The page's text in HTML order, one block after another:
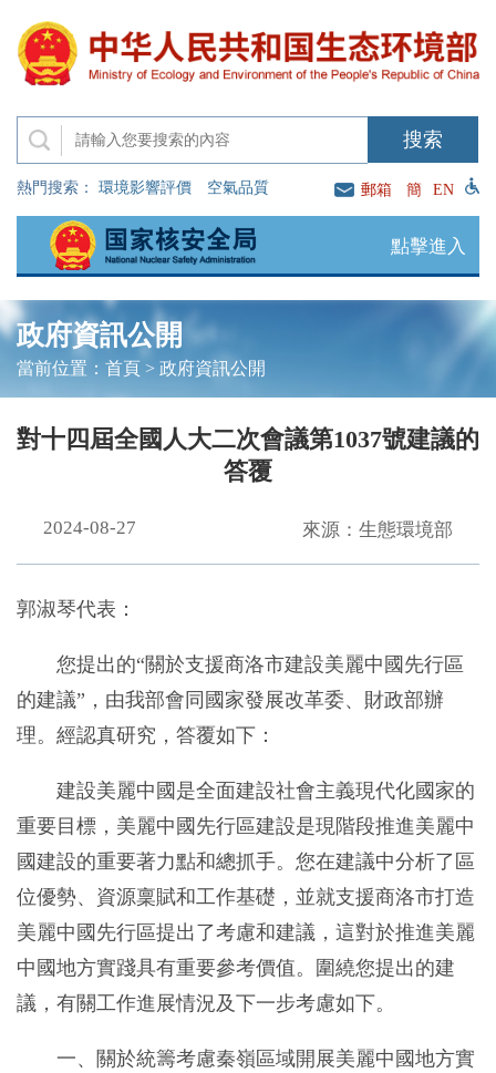
熱門搜索： 環境影響評價 空氣品質 郵箱 簡 EN
點擊進入
政府資訊公開
當前位置： 首頁> 政府資訊公開
對十四屆全國人大二次會議第1037號建議的
答覆
2024-08-27 來源：生態環境部
郭淑琴代表：
您提出的“關於支援商洛市建設美麗中國先行區
的建議”，由我部會同國家發展改革委、財政部辦
理。經認真研究，答覆如下：
建設美麗中國是全面建設社會主義現代化國家的
重要目標，美麗中國先行區建設是現階段推進美麗中
國建設的重要著力點和總抓手。您在建議中分析了區
位優勢、資源稟賦和工作基礎，並就支援商洛市打造
美麗中國先行區提出了考慮和建議，這對於推進美麗
中國地方實踐具有重要參考價值。圍繞您提出的建
議，有關工作進展情況及下一步考慮如下。
一、關於統籌考慮秦嶺區域開展美麗中國地方實